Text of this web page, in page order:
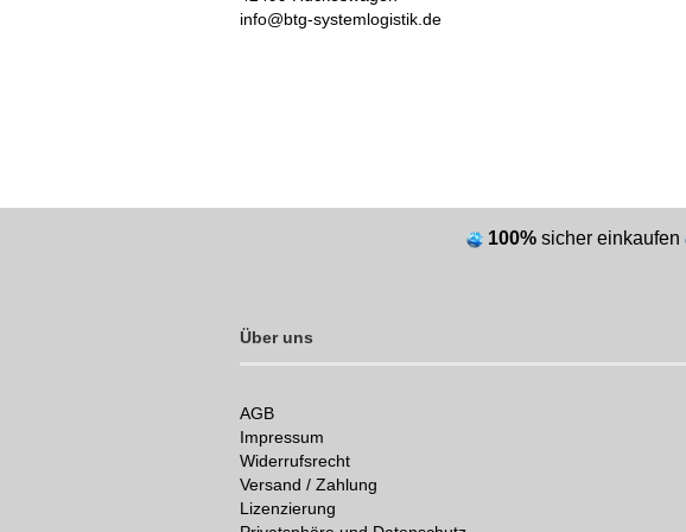
info@btg-systemlogistik.de
100% sicher einkaufen
Über uns
AGB
Impressum
Widerrufsrecht
Versand / Zahlung
Lizenzierung